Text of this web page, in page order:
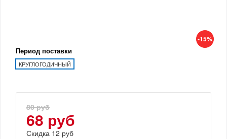
-15%
Период поставки
КРУГЛОГОДИЧНЫЙ
80 руб
68 руб
Скидка 12 руб